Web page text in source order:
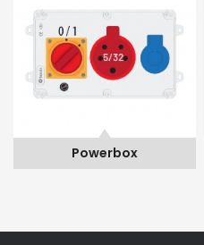
Powerbox